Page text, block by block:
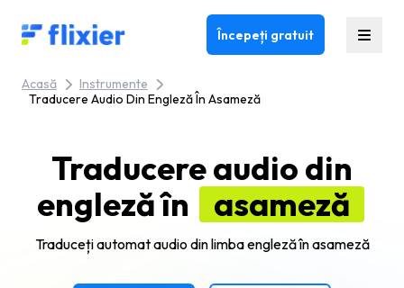
Flixier logo - Home Începeți gratuit
Acasă
Instrumente
Traducere Audio Din Engleză În Asameză
Traducere audio din
engleză în
asameză
Traduceți automat audio din limba engleză în asameză